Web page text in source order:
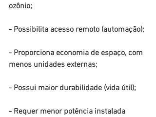
ozônio;
- Possibilita acesso remoto (automação);
- Proporciona economia de espaço, com
menos unidades externas;
- Possui maior durabilidade (vida útil);
- Requer menor potência instalada